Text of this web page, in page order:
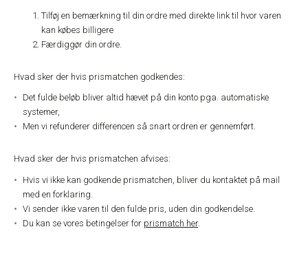
Tilføj en bemærkning til din ordre med direkte link til hvor varen
kan købes billigere
Færdiggør din ordre.
Hvad sker der hvis prismatchen godkendes:
Det fulde beløb bliver altid hævet på din konto pga. automatiske
systemer,
Men vi refunderer differencen så snart ordren er gennemført.
Hvad sker der hvis prismatchen afvises:
Hvis vi ikke kan godkende prismatchen, bliver du kontaktet på mail
med en forklaring.
Vi sender ikke varen til den fulde pris, uden din godkendelse.
Du kan se vores betingelser for prismatch her.